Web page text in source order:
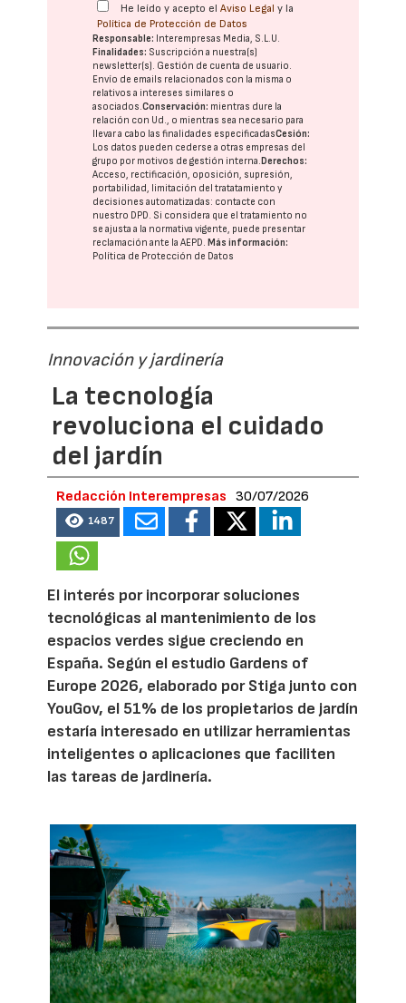
He leído y acepto elAviso Legal y la
Política de Protección de Datos
Responsable: Interempresas Media, S.L.U.
Finalidades: Suscripción a nuestra(s)
newsletter(s). Gestión de cuenta de usuario.
Envío de emails relacionados con la misma o
relativos a intereses similares o
asociados.Conservación: mientras dure la
relación con Ud., o mientras sea necesario para
llevar a cabo las finalidades especificadasCesión:
Los datos pueden cederse a otras empresas del
grupo por motivos de gestión interna.Derechos:
Acceso, rectificación, oposición, supresión,
portabilidad, limitación del tratatamiento y
decisiones automatizadas: contacte con
nuestro DPD. Si considera que el tratamiento no
se ajusta a la normativa vigente, puede presentar
reclamación ante laAEPD.Más información:
Política de Protección de Datos
Innovación y jardinería
La tecnología
revoluciona el cuidado
del jardín
Redacción Interempresas 30/07/2026
1487
El interés por incorporar soluciones
tecnológicas al mantenimiento de los
espacios verdes sigue creciendo en
España. Según el estudio Gardens of
Europe 2026, elaborado por Stiga junto con
YouGov, el 51% de los propietarios de jardín
estaría interesado en utilizar herramientas
inteligentes o aplicaciones que faciliten
las tareas de jardinería.